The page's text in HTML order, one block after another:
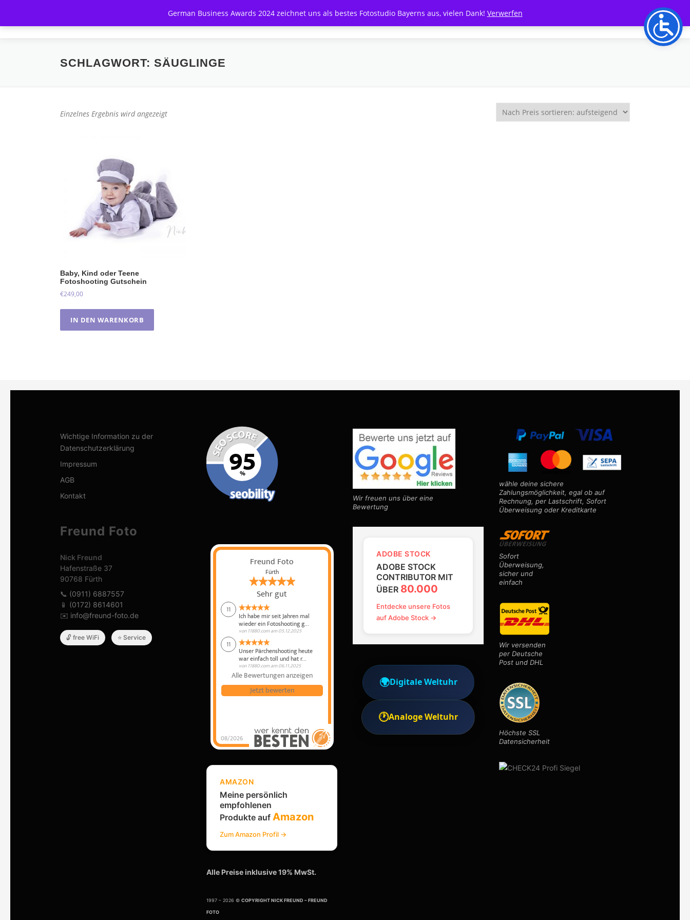
German Business Awards 2024 zeichnet uns als bestes Fotostudio Bayerns aus, vielen Dank! Verwerfen
springen
PREISE SHOOTING H – Z INTERESSANTES
SCHLAGWORT: SÄUGLINGE
Einzelnes Ergebnis wird angezeigt
Baby, Kind oder Teene
Fotoshooting Gutschein
€249,00
IN DEN WARENKORB
Wichtige Information zu der
Datenschutzerklärung
Impressum
AGB
Kontakt
Freund Foto
Nick Freund
Hafenstraße 37
90768 Fürth
📞 (0911) 6887557
📱 (0172) 8614601
✉️ info@freund-foto.de
🔓 free WiFi ⭐ Service
Freund Foto
Fürth
Sehr gut
08/2026
11
Ich habe mir seit Jahren mal
wieder ein Fotoshooting g...
von11880.comam05.12.2025
11
Unser Pärchenshooting heute
war einfach toll und hat r...
von11880.comam06.11.2025
Alle Bewertungen anzeigen
Jetzt bewerten
AMAZON
Meine persönlich
empfohlenen
Produkte auf Amazon
Zum Amazon Profil →
Alle Preise inklusive 19% MwSt.
1997 – 2026 © COPYRIGHT NICK FREUND – FREUND
FOTO
Wir freuen uns über eine
Bewertung
ADOBE STOCK
ADOBE STOCK
CONTRIBUTOR MIT
ÜBER 80.000
Entdecke unsere Fotos
auf Adobe Stock →
🌍Digitale Weltuhr
🕐Analoge Weltuhr
wähle deine sichere
Zahlungsmöglichkeit, egal ob auf
Rechnung, per Lastschrift, Sofort
Überweisung oder Kreditkarte
Sofort
Überweisung,
sicher und
einfach
Wir versenden
per Deutsche
Post und DHL
Höchste SSL
Datensicherheit